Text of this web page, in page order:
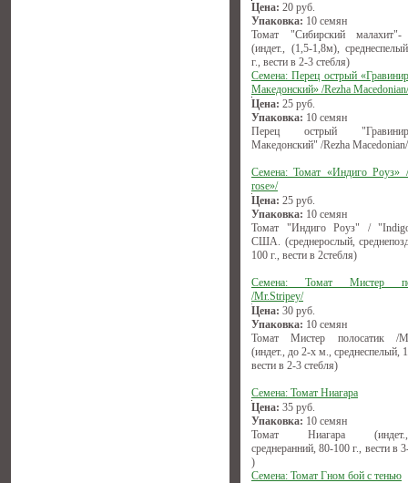
Цена: 20 руб.
Упаковка: 10 семян
Томат "Сибирский
(индет., (1,5-1,8м),
г., вести в 2-3 стебля)
Семена: Перец острый
Македонский» /Rezha Macedonian/
Цена: 25 руб.
Упаковка: 10 семян
Перец острый
Македонский" /Rezha Macedonian/
Семена: Томат «Индиго Роуз»
rose»/
Цена: 25 руб.
Упаковка: 10 семян
Томат "Индиго Роуз" /
США. (среднерослый,
100 г., вести в 2стебля)
Семена: Томат Мистер
/Mr.Stripey/
Цена: 30 руб.
Упаковка: 10 семян
Томат Мистер полосатик /
(индет., до 2-х м., среднеспелый,
вести в 2-3 стебля)
Семена: Томат Ниагара
Цена: 35 руб.
Упаковка: 10 семян
Томат Ниагара
среднеранний, 80-100 г., вести в
)
Семена: Томат Гном бой с тенью